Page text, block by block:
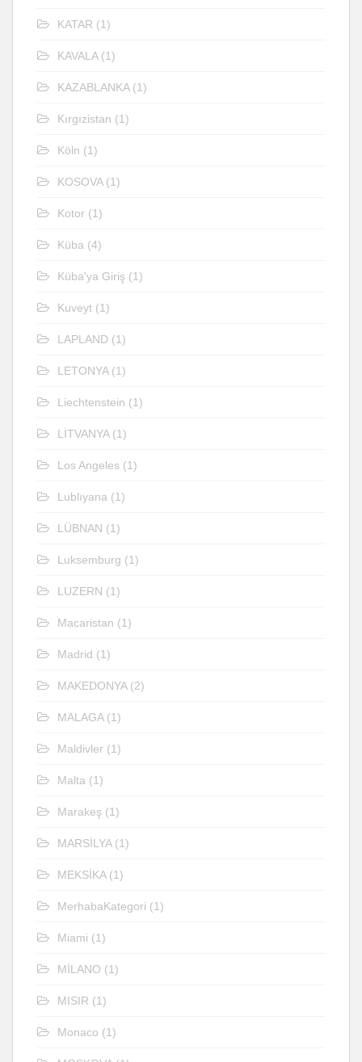
KATAR (1)
KAVALA(1)
KAZABLANKA(1)
Kırgızistan (1)
Köln (1)
KOSOVA(1)
Kotor (1)
Küba (4)
Küba'ya Giriş (1)
Kuveyt (1)
LAPLAND (1)
LETONYA(1)
Liechtenstein (1)
LİTVANYA(1)
Los Angeles (1)
Lublıyana (1)
LÜBNAN (1)
Luksemburg (1)
LUZERN (1)
Macaristan (1)
Madrid (1)
MAKEDONYA(2)
MALAGA(1)
Maldivler (1)
Malta (1)
Marakeş (1)
MARSİLYA(1)
MEKSİKA(1)
MerhabaKategori (1)
Miami (1)
MİLANO (1)
MISIR (1)
Monaco (1)